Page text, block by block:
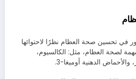
في تحسين صحة العظام نظرًا لاحتوائها
لصحة العظام، مثل: الكالسيوم،
الدهنية أوميغا-3.